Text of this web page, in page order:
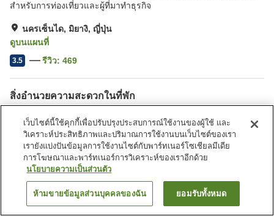
สำหรับการท่องเที่ยวและผู้ที่มาทำธุรกิจ
นครเซ็นได, มิยางิ, ญี่ปุ่น
ดูบนแผนที่
3.5 รีวิว: 469
สิ่งอำนวยความสะดวกในที่พัก
ตู้จำหน่ายอัตโนมัติ
บริการส่งสินค้า
หน้าแรก ญี่ปุ่น มิยางิ นครเซ็นได Hotel Green Well
ค้นหาห้องพัก
เว็บไซต์นี้ใช้คุกกี้เพื่อปรับปรุงประสบการณ์ใช้งานของผู้ใช้ และ
วิเคราะห์ประสิทธิภาพและปริมาณการใช้งานบนเว็บไซต์ของเรา
เรายังแบ่งปันข้อมูลการใช้งานไซต์กับพาร์ทเนอร์โซเชียลมีเดีย
การโฆษณาและพาร์ทเนอร์การวิเคราะห์ของเราอีกด้วย
นโยบายความเป็นส่วนตัว
ห้ามขายข้อมูลส่วนบุคคลของฉัน ยอมรับทั้งหมด